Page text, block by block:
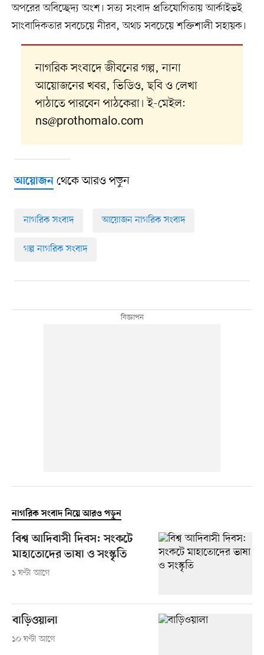
অপরের অবিচ্ছেদ্য অংশ। সত্য সংবাদ প্রতিযোগিতায় আর্কাইভই
সাংবাদিকতার সবচেয়ে নীরব, অথচ সবচেয়ে শক্তিশালী সহায়ক।
নাগরিক সংবাদে জীবনের গল্প, নানা
আয়োজনের খবর, ভিডিও, ছবি ও লেখা
পাঠাতে পারবেন পাঠকেরা। ই-মেইল:
ns@prothomalo.com
আয়োজনথেকে আরও পড়ুন
নাগরিক সংবাদ আয়োজন নাগরিক সংবাদ
গল্প নাগরিক সংবাদ
নাগরিক সংবাদ নিয়ে আরও পড়ুন
বিশ্ব আদিবাসী দিবস: সংকটে
মাহাতোদের ভাষা ও সংস্কৃতি
১ ঘণ্টা আগে
বাড়িওয়ালা
১০ ঘণ্টা আগে